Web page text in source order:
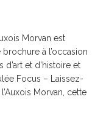
Morvan est
à l’occasion
et d’histoire et
Focus – Laissez-
Morvan, cette